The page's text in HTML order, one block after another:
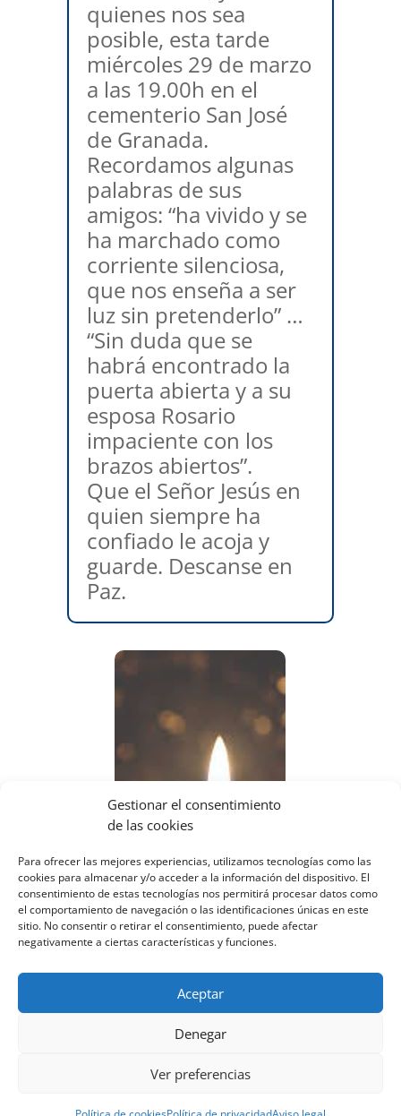
Gestionar el consentimiento
de las cookies
Para ofrecer las mejores experiencias, utilizamos tecnologías como las
cookies para almacenar y/o acceder a la información del dispositivo. El
consentimiento de estas tecnologías nos permitirá procesar datos como
el comportamiento de navegación o las identificaciones únicas en este
sitio. No consentir o retirar el consentimiento, puede afectar
negativamente a ciertas características y funciones.
Aceptar
Denegar
Ver preferencias
quienes nos sea
posible, esta tarde
miércoles 29 de marzo
a las 19.00h en el
cementerio San José
de Granada.
Recordamos algunas
palabras de sus
amigos: “ha vivido y se
ha marchado como
corriente silenciosa,
que nos enseña a ser
luz sin pretenderlo” …
“Sin duda que se
habrá encontrado la
puerta abierta y a su
esposa Rosario
impaciente con los
brazos abiertos”.
Que el Señor Jesús en
quien siempre ha
confiado le acoja y
guarde. Descanse en
Paz.
Política de privacidad